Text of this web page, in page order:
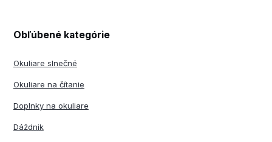
Obľúbené kategórie
Okuliare slnečné
Okuliare na čítanie
Doplnky na okuliare
Dáždnik